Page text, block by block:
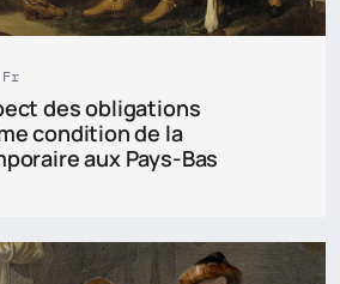
des obligations
condition de la
aux Pays-Bas